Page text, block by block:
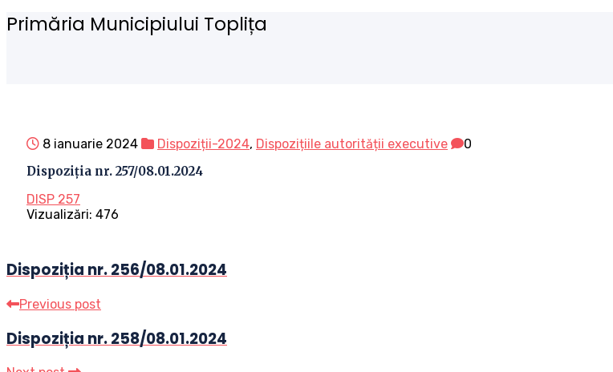
Primăria Municipiului Toplița
8 ianuarie 2024 Dispoziții-2024, Dispozițiile autorității executive
0
Dispoziția nr. 257/08.01.2024
DISP 257
Vizualizări: 476
Dispoziția nr. 256/08.01.2024
Previous post
Dispoziția nr. 258/08.01.2024